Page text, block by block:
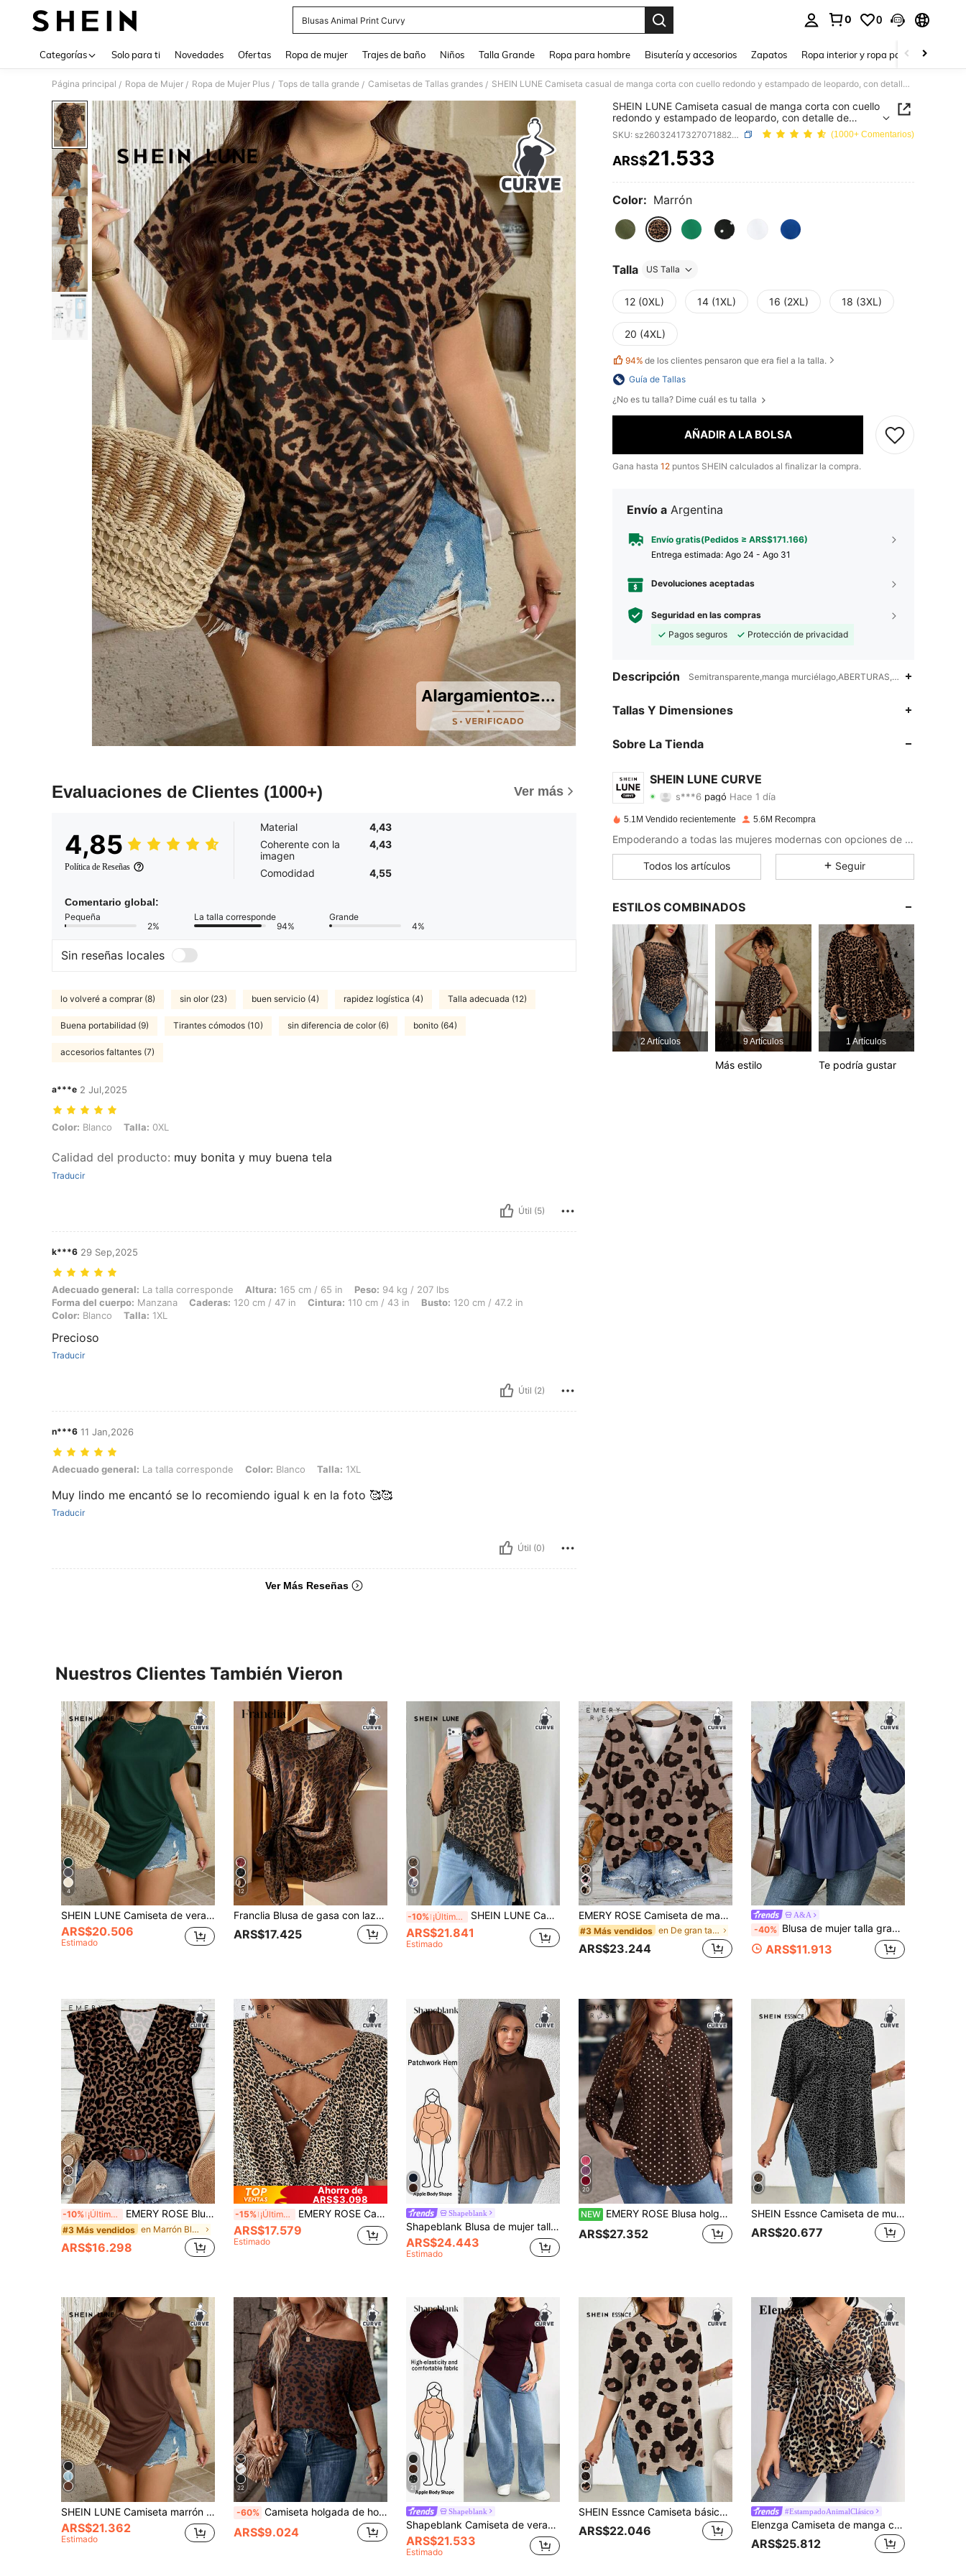
Blusas Animal Print Curvy
0 0
Categorías Solo para ti Novedades Ofertas Ropa de mujer Trajes de baño Niños Talla Grande Ropa para hombre Bisutería y accesorios Zapatos Ropa interior y ropa para dormir
Página principal / Ropa de Mujer / Ropa de Mujer Plus / Tops de talla grande / Camisetas de Tallas grandes / SHEIN LUNE Camiseta casual de manga corta con cuello redondo y estampado de leopardo, con detalle de torsión lateral, adecuada para vacaciones de verano, casual de negocios y otras ocasiones, tallas grandes para mujeres
Evaluaciones de Clientes (1000+) Ver más
4,85
Política de Reseñas
Material
4,43
Coherente con la
imagen
4,43
Comodidad 4,55
Comentario global:
Pequeña
2%
La talla corresponde
94%
Grande
4%
Sin reseñas locales
lo volveré a comprar (8) sin olor (23) buen servicio (4) rapidez logística (4) Talla adecuada (12)
Buena portabilidad (9) Tirantes cómodos (10) sin diferencia de color (6) bonito (64)
accesorios faltantes (7)
a***e 2 Jul,2025
Color: Blanco, Talla: 0XL
Color: Blanco Talla: 0XL
Calidad del producto: muy bonita y muy buena tela
Traducir
Útil (5)
k***6 29 Sep,2025
Adecuado general: La talla corresponde, Altura: 165 cm / 65 in, Peso: 94 kg / 207 lbs, Forma del cuerpo: Manzana, Caderas: 120 cm / 47 in, Cintura: 110 cm / 43 in, Busto: 120 cm / 47.2 in, Color: Blanco, Talla: 1XL
Adecuado general: La talla corresponde Altura: 165 cm / 65 in Peso: 94 kg / 207 lbs
Forma del cuerpo: Manzana Caderas: 120 cm / 47 in Cintura: 110 cm / 43 in Busto: 120 cm / 47.2 in
Color: Blanco Talla: 1XL
Precioso
Traducir
Útil (2)
n***6 11 Jan,2026
Adecuado general: La talla corresponde, Color: Blanco, Talla: 1XL
Adecuado general: La talla corresponde Color: Blanco Talla: 1XL
Muy lindo me encantó se lo recomiendo igual k en la foto 🥰🥰
Traducir
Útil (0)
Ver Más Reseñas
SHEIN LUNE Camiseta casual de manga corta con cuello
redondo y estampado de leopardo, con detalle de
torsión lateral, adecuada para vacaciones de verano,
casual de negocios y otras ocasiones, tallas grandes
para mujeres
SKU: sz260324173270718828758 (1000+ Comentarios)
PRICE AND AVAILABILITY
ARS$21.533
Color: Marrón
Talla US Talla
12 (0XL) 14 (1XL) 16 (2XL) 18 (3XL)
20 (4XL)
94% de los clientes pensaron que era fiel a la talla.
Guía de Tallas
¿No es tu talla? Dime cuál es tu talla
AÑADIR A LA BOLSA
Gana hasta 12 puntos SHEIN calculados al finalizar la compra.
Envío a Argentina
Envío gratis(Pedidos ≥ ARS$171.166)
Entrega estimada: Ago 24 - Ago 31
Devoluciones aceptadas
Seguridad en las compras
Pagos seguros
Protección de privacidad
Descripción Semitransparente,manga murciélago,ABERTURAS,Ninguno
Tallas Y Dimensiones
Sobre La Tienda
SHEIN LUNE CURVE
4,89
4,89 13K
s***6 pagó Hace 1 día
b***e seguidoHace 30 minutos
4,89 13K 450K
4,89
4,89 13K
4,89 13K 450K
4,89 13K 450K
4,89 13K 450K
4,89 13K 450K
5.1M Vendido recientemente 5.6M Recompra
Empoderando a todas las mujeres modernas con opciones de estilo ilimitadas.
Todos los artículos Seguir
ESTILOS COMBINADOS
2 Artículos 9 Artículos
Más estilo
1 Artículos
Te podría gustar
Nuestros Clientes También Vieron
4
SHEIN LUNE Camiseta de verano casual de talla grande con unicolor y dobladillo asimétrico retorcido
ARS$20.506
Estimado
12
Franclia Blusa de gasa con lazo y estampado de leopardo, talla grande, primavera/verano
ARS$17.425
18
-10% ¡Últimos 2 días SHEIN LUNE Camiseta casual versátil de diario para mujer talla grande con dobladillo asimétrico y encaje, Camiseta con estampado de leopardo, dobladillo asimétrico y parches de encaje, para uso diario, casual, primavera/verano, adecuada para vacaciones de mujer, salidas de verano, primavera, playa, Día de la Madre y otras ocasiones
ARS$21.841
Estimado
EMERY ROSE Camiseta de manga corta holgada con bolsillo, cuello en V, estampado de leopardo vintage casual, tallas grandes, apta para el verano
#3 Más vendidos en De gran tamaño Camisetas de talla grande
ARS$23.244
A&A
-40% Blusa de mujer talla grande azul marino con cuello en V, tela tejida, mangas obispo, ajuste elegante, adecuada para usar en otoño
ARS$11.913
6
-10% ¡Últimos 3 días EMERY ROSE Blusa holgada de mujer talla grande con cuello en V, manga corta y estampado de leopardo, casual para vacaciones de verano
#3 Más vendidos en Marrón Blusas De Talla Grande
ARS$16.298
Ahorro de
ARS$3.098
-15% ¡Últimos 2 días EMERY ROSE Camiseta de verano casual con estampado de leopardo para mujer talla grande, top bohemio elegante con espalda descubierta y nudo, estilo western country para conciertos, vacaciones y fiestas nocturnas
ARS$17.579
Estimado
Shapeblank
Shapeblank Blusa de mujer talla grande para verano, camiseta negra, blusa linda tipo vestido de muñeca, camisa de verano, blusa de verano para salir, blusas de mujer de verano, blusas para salir, ropa de verano para mujer
ARS$24.443
Estimado
20
NEW EMERY ROSE Blusa holgada de mujer talla grande color camello liso con cuello de muesca, mangas largas enrollables y botones, top casual de moda para uso diario y salidas, moda de otoño 2026
ARS$27.352
SHEIN Essnce Camiseta de mujer talla grande con cuello redondo, estampado de leopardo y bajo con abertura
ARS$20.677
SHEIN LUNE Camiseta marrón chocolate de talla grande para mujer, top casual de cuello redondo con mangas de murciélago y bajo asimétrico, camiseta oversized de color liso para otoño y vacaciones, estilo casual elegante
ARS$21.362
Estimado
22
-60% Camiseta holgada de hombro asimétrico con estampado de leopardo vintage casual, talla grande
ARS$9.024
21
Shapeblank
Shapeblank Camiseta de verano casual elegante para mujer talla grande en color burdeos, elástica y cómoda, con cintura fruncida, bajo asimétrico, manga corta y corte curvo para uso diario
ARS$21.533
Estimado
SHEIN Essnce Camiseta básica de manga corta con estampado de leopardo beige para mujer de talla grande, holgada, cómoda, casual elegante, con abertura, para uso diario y estilo aeropuerto
ARS$22.046
#EstampadoAnimalClásico
Elenzga Camiseta de manga corta con estampado de leopardo, cuello en V y nudo retorcido para tallas grandes, con estampado de guepardo, para mujer
ARS$25.812